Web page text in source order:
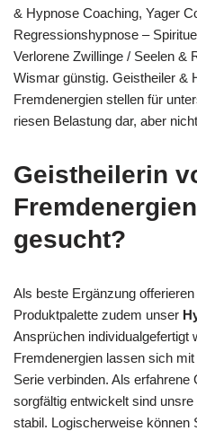
& Hypnose Coaching, Yager
Regressionshypnose –
Verlorene Zwillinge / Seelen &
Wismar günstig. Geistheiler &
Fremdenergien stellen für
riesen Belastung dar, aber
Geistheilerin
gesucht?
Als beste Ergänzung
Produktpalette zudem unser
Ansprüchen individualgefertigt
Fremdenergien lassen sich
Serie verbinden. Als
sorgfältig entwickelt sind
stabil. Logischerweise können